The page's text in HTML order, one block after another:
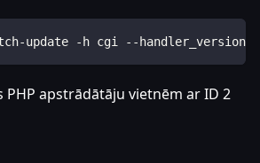
update -h cgi --
PHP apstrādātāju vietnēm ar ID 2